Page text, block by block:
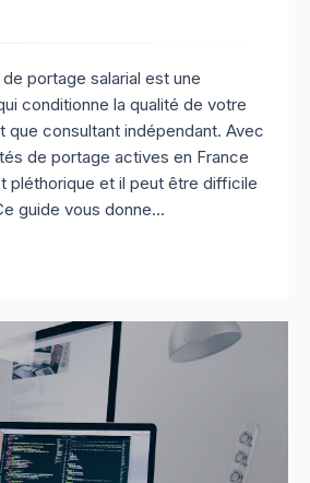
portage salarial est une
conditionne la qualité de votre
que consultant indépendant. Avec
de portage actives en France
pléthorique et il peut être difficile
guide vous donne...